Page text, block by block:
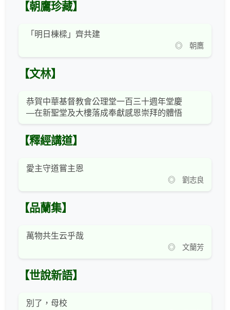
【朝鷹珍藏】
「明日棟樑」齊共建
◎ 朝鷹
【文林】
恭賀中華基督教會公理堂一百三十週年堂慶
—在新聖堂及大樓落成奉獻感恩崇拜的體悟
【釋經講道】
愛主守道嘗主恩
◎ 劉志良
【品蘭集】
萬物共生云乎哉
◎ 文蘭芳
【世說新語】
別了，母校